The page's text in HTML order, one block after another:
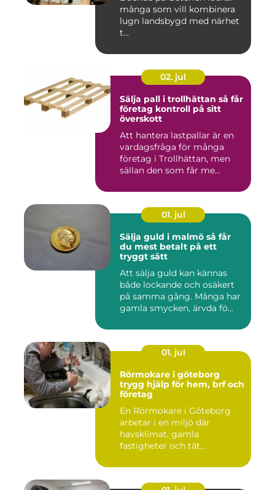
många som vill kombinera
lugn landsbygd med närhet
t...
02. jul
Sälja pall i trollhättan så får
företag kontroll på sitt
överskott
Att hantera lastpallar är en
vardagsfråga för många
företag i Trollhättan, men
sällan den som får me...
01. jul
Sälja guld i malmö så får
du mest betalt på ett
tryggt sätt
Att sälja guld kan kännas
både lockande och osäkert
på samma gång. Många har
gamla smycken, ärvda fö...
01. jul
Rörmokare i göteborg
trygg hjälp för hem, brf och
företag
En Rörmokare i Göteborg
arbetar i en miljö där
havsklimat, gamla
fastigheter och tät